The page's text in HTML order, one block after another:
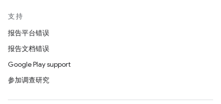
支持
报告平台错误
报告文档错误
Google Play support
参加调查研究